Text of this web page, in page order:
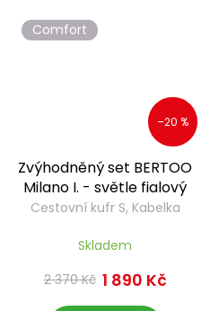
Comfort
–20 %
Zvýhodněný set BERTOO
Milano I. - světle fialový
Cestovní kufr S, Kabelka
Skladem
2 370 Kč 1 890 Kč